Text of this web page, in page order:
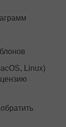
Linux)